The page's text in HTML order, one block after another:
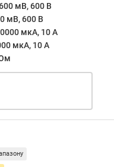
мВ, 600 В
мВ, 600 В
мкА, 10 А
мкА, 10 А